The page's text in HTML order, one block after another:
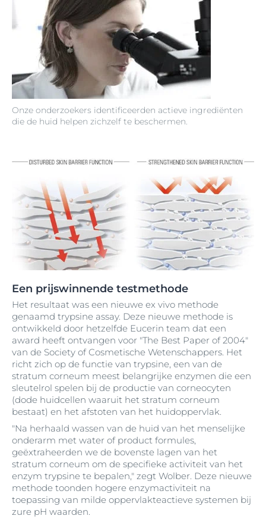
Onze onderzoekers identificeerden actieve ingrediënten
die de huid helpen zichzelf te beschermen.
Een prijswinnende testmethode
Het resultaat was een nieuwe ex vivo methode
genaamd trypsine assay. Deze nieuwe methode is
ontwikkeld door hetzelfde Eucerin team dat een
award heeft ontvangen voor "The Best Paper of 2004"
van de Society of Cosmetische Wetenschappers. Het
richt zich op de functie van trypsine, een van de
stratum corneum meest belangrijke enzymen die een
sleutelrol spelen bij de productie van corneocyten
(dode huidcellen waaruit het stratum corneum
bestaat) en het afstoten van het huidoppervlak.
"Na herhaald wassen van de huid van het menselijke
onderarm met water of product formules,
geëxtraheerden we de bovenste lagen van het
stratum corneum om de specifieke activiteit van het
enzym trypsine te bepalen," zegt Wolber. Deze nieuwe
methode toonden hogere enzymactiviteit na
toepassing van milde oppervlakteactieve systemen bij
zure pH waarden.